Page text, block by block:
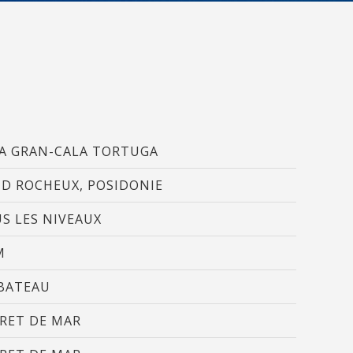
GRAN-CALA TORTUGA
ROCHEUX, POSIDONIE
LES NIVEAUX
DE MAR
du
le